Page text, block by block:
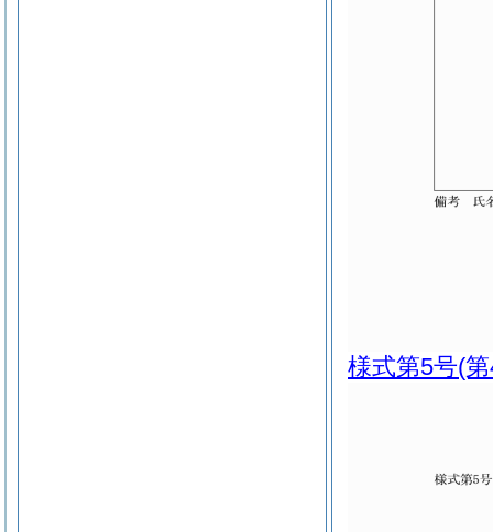
様式第5号(